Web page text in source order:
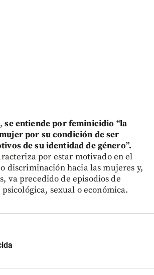
se entiende por feminicidio “la
por su condición de ser
de su identidad de género”.
por estar motivado en el
discriminación hacia las mujeres y,
va precedido de episodios de
sexual o económica.